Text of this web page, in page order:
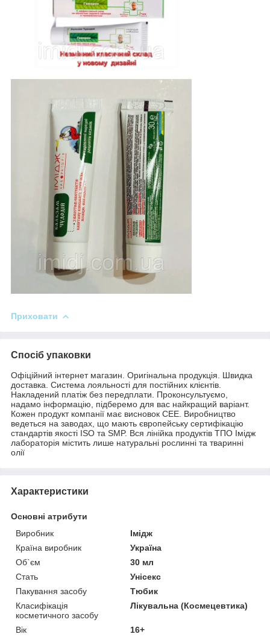
Приховати
Спосіб упаковки
Офіційний інтернет магазин. Оригінальна продукція. Швидка
доставка. Система лояльності для постійних клієнтів.
Накладений платіж без передплати. Проконсультуємо,
надамо інформацію, підберемо для вас найкращий варіант.
Кожен продукт компанії має висновок СЕЕ. Виробництво
ведеться на заводах, що мають європейську сертифікацію
стандартів якості ISO та SMP. Вся лінійка продуктів ТПО Імідж
лабораторія містить лише натуральні рослинні та тваринні
олії
Характеристики
Основні атрибути
Виробник
Імідж
Країна виробник
Україна
Об`єм
30 мл
Стать
Унісекс
Пакування засобу
Тюбик
Класифікація
косметичного засобу
Лікувальна (Космецевтика)
Вік
16+